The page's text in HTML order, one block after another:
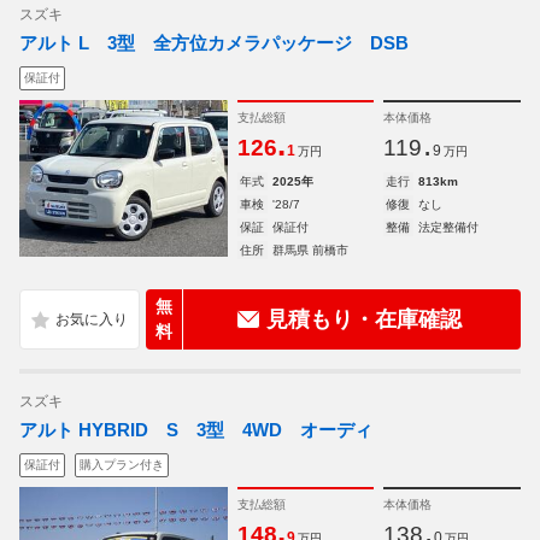
スズキ
アルト L 3型 全方位カメラパッケージ DSB
保証付
支払総額
126.1 万円
本体価格
119. 9 万円
年式 2025年 走行
813km
車検
'28/7 修復
なし
保証
保証付 整備
法定整備付
住所
群馬県 前橋市
無
料
見積もり・在庫確認
スズキ
アルト HYBRID S 3型 4WD オーディ
保証付 購入プラン付き
支払総額
148.
本体価格
138.